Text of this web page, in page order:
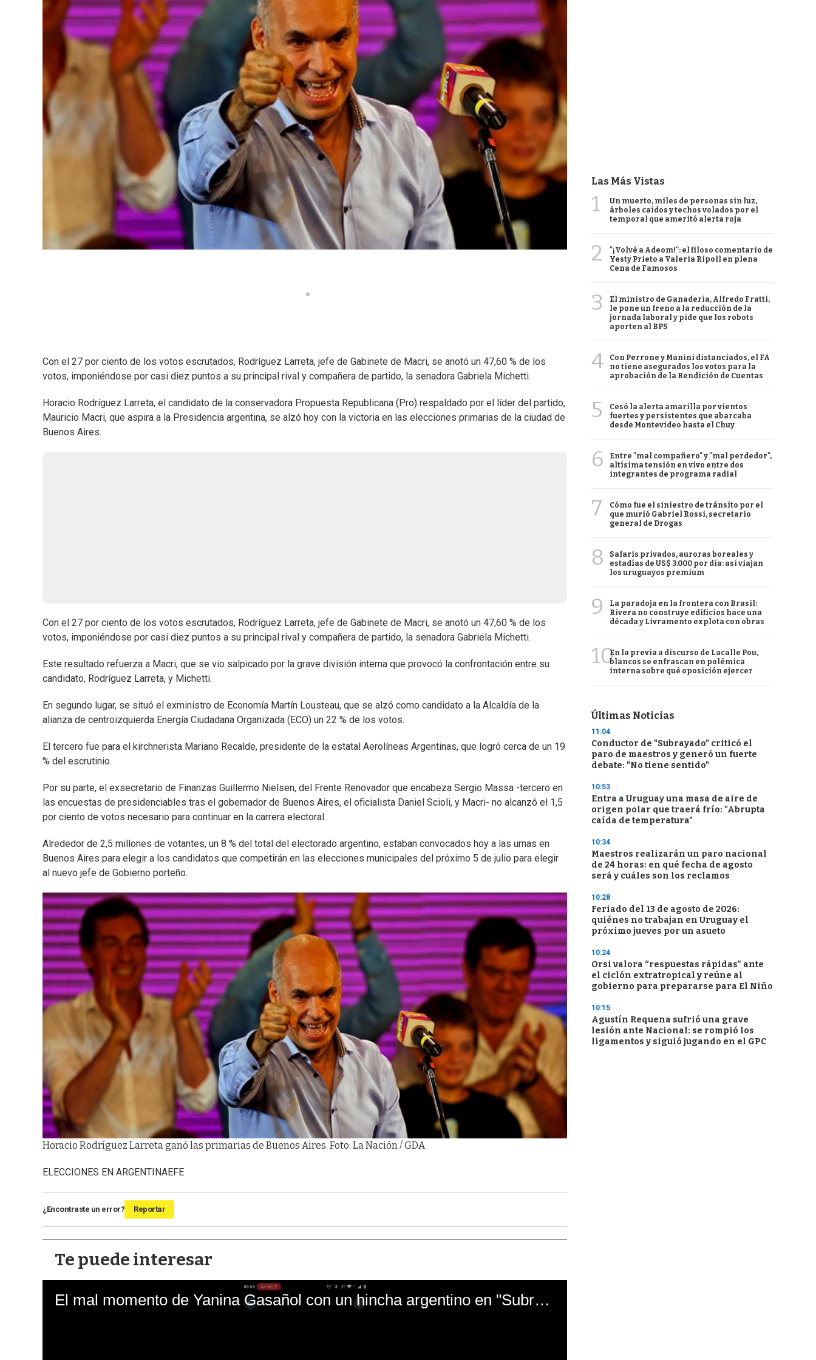
Con el 27 por ciento de los votos escrutados, Rodríguez Larreta, jefe de Gabinete de Macri, se anotó un 47,60 % de los
votos, imponiéndose por casi diez puntos a su principal rival y compañera de partido, la senadora Gabriela Michetti.
Horacio Rodríguez Larreta, el candidato de la conservadora Propuesta Republicana (Pro) respaldado por el líder del partido,
Mauricio Macri, que aspira a la Presidencia argentina, se alzó hoy con la victoria en las elecciones primarias de la ciudad de
Buenos Aires.
Con el 27 por ciento de los votos escrutados, Rodríguez Larreta, jefe de Gabinete de Macri, se anotó un 47,60 % de los
votos, imponiéndose por casi diez puntos a su principal rival y compañera de partido, la senadora Gabriela Michetti.
Este resultado refuerza a Macri, que se vio salpicado por la grave división interna que provocó la confrontación entre su
candidato, Rodríguez Larreta, y Michetti.
En segundo lugar, se situó el exministro de Economía Martín Lousteau, que se alzó como candidato a la Alcaldía de la
alianza de centroizquierda Energía Ciudadana Organizada (ECO) un 22 % de los votos.
El tercero fue para el kirchnerista Mariano Recalde, presidente de la estatal Aerolíneas Argentinas, que logró cerca de un 19
% del escrutinio.
Por su parte, el exsecretario de Finanzas Guillermo Nielsen, del Frente Renovador que encabeza Sergio Massa -tercero en
las encuestas de presidenciables tras el gobernador de Buenos Aires, el oficialista Daniel Scioli, y Macri- no alcanzó el 1,5
por ciento de votos necesario para continuar en la carrera electoral.
Alrededor de 2,5 millones de votantes, un 8 % del total del electorado argentino, estaban convocados hoy a las urnas en
Buenos Aires para elegir a los candidatos que competirán en las elecciones municipales del próximo 5 de julio para elegir
al nuevo jefe de Gobierno porteño.
Horacio Rodríguez Larreta ganó las primarias de Buenos Aires. Foto: La Nación / GDA
ELECCIONES EN ARGENTINAEFE
¿Encontraste un error? Reportar
Te puede interesar
El mal momento de Yanina Gasañol con un hincha argentino en "Subrayado"
Las Más Vistas
1
Un muerto, miles de personas sin luz,
árboles caídos y techos volados por el
temporal que ameritó alerta roja
2
"¡Volvé a Adeom!": el filoso comentario de
Yesty Prieto a Valeria Ripoll en plena
Cena de Famosos
3
El ministro de Ganadería, Alfredo Fratti,
le pone un freno a la reducción de la
jornada laboral y pide que los robots
aporten al BPS
4
Con Perrone y Manini distanciados, el FA
no tiene asegurados los votos para la
aprobación de la Rendición de Cuentas
5
Cesó la alerta amarilla por vientos
fuertes y persistentes que abarcaba
desde Montevideo hasta el Chuy
6
Entre "mal compañero" y "mal perdedor",
altísima tensión en vivo entre dos
integrantes de programa radial
7
Cómo fue el siniestro de tránsito por el
que murió Gabriel Rossi, secretario
general de Drogas
8
Safaris privados, auroras boreales y
estadías de US$ 3.000 por día: así viajan
los uruguayos premium
9
La paradoja en la frontera con Brasil:
Rivera no construye edificios hace una
década y Livramento explota con obras
10En la previa a discurso de Lacalle Pou,
blancos se enfrascan en polémica
interna sobre qué oposición ejercer
Últimas Noticias
11:04
Conductor de "Subrayado" criticó el
paro de maestros y generó un fuerte
debate: "No tiene sentido"
10:53
Entra a Uruguay una masa de aire de
origen polar que traerá frío: "Abrupta
caída de temperatura"
10:34
Maestros realizarán un paro nacional
de 24 horas: en qué fecha de agosto
será y cuáles son los reclamos
10:28
Feriado del 13 de agosto de 2026:
quiénes no trabajan en Uruguay el
próximo jueves por un asueto
10:24
Orsi valora “respuestas rápidas” ante
el ciclón extratropical y reúne al
gobierno para prepararse para El Niño
10:15
Agustín Requena sufrió una grave
lesión ante Nacional: se rompió los
ligamentos y siguió jugando en el GPC